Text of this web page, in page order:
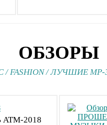
ОБЗОРЫ
/FASHION/ЛУЧШИЕ
2018